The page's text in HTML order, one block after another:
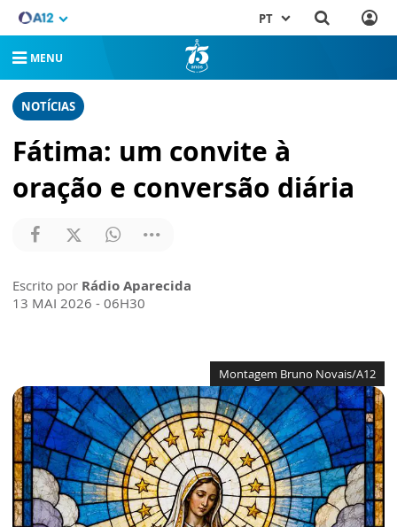
PT
MENU
NOTÍCIAS
Fátima: um convite à
oração e conversão diária
Escrito por Rádio Aparecida
13 MAI 2026 - 06H30
Montagem Bruno Novais/A12